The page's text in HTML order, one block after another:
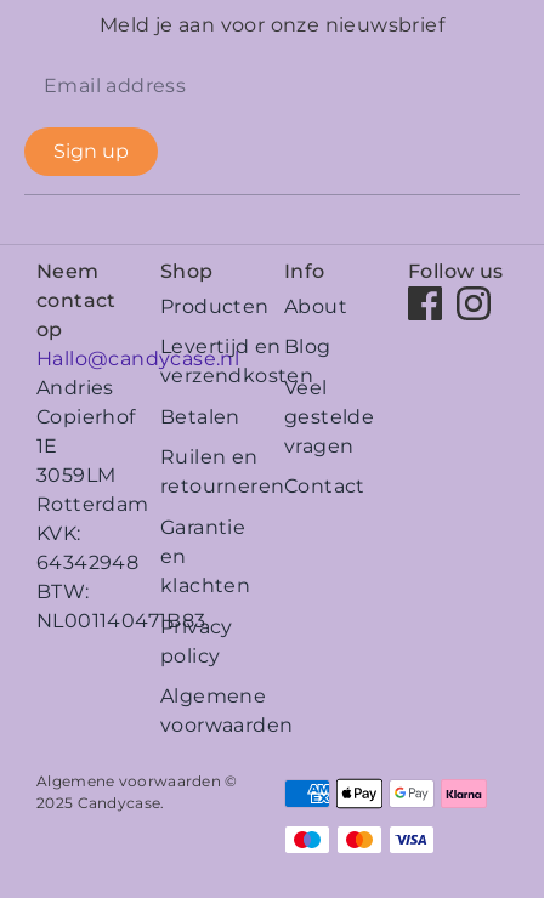
Meld je aan voor onze nieuwsbrief
Sign up
Neem
contact
op
Hallo@candycase.nl
Andries
Copierhof
1E
3059LM
Rotterdam
KVK:
64342948
BTW:
NL001140471B83
Shop
Producten
Levertijd en
verzendkosten
Betalen
Ruilen en
retourneren
Garantie
en
klachten
Privacy
policy
Algemene
voorwaarden
Info
About
Blog
Veel
gestelde
vragen
Contact
Follow us
Algemene voorwaarden ©
2025 Candycase